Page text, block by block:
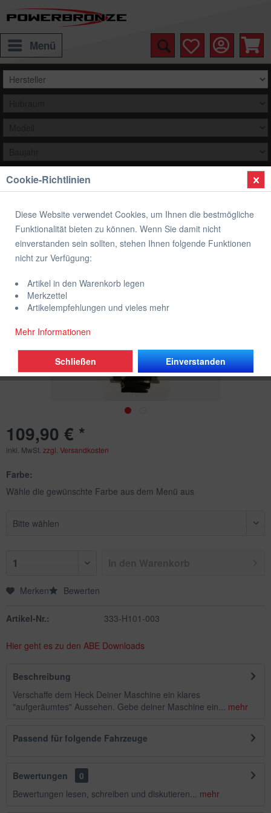
Menü
Auswählen
Übersicht Heckunterverkleidung
Heckunterverkleidung HONDA
109,90 € *
inkl. MwSt. zzgl. Versandkosten
Farbe:
Wähle die gewünschte Farbe aus dem Menü aus
Merken Bewerten
Artikel-Nr.: 333-H101-003
Hier geht es zu den ABE Downloads
Beschreibung
Verschaffe dem Heck Deiner Maschine ein klares
"aufgeräumtes" Aussehen. Gebe deiner Maschine ein... mehr
Passend für folgende Fahrzeuge
Bewertungen
0
Bewertungen lesen, schreiben und diskutieren... mehr
Cookie-Richtlinien
Diese Website verwendet Cookies, um Ihnen die bestmögliche
Funktionalität bieten zu können. Wenn Sie damit nicht
einverstanden sein sollten, stehen Ihnen folgende Funktionen
nicht zur Verfügung:
Artikel in den Warenkorb legen
Merkzettel
Artikelempfehlungen und vieles mehr
Mehr Informationen
Einverstanden
Schließen